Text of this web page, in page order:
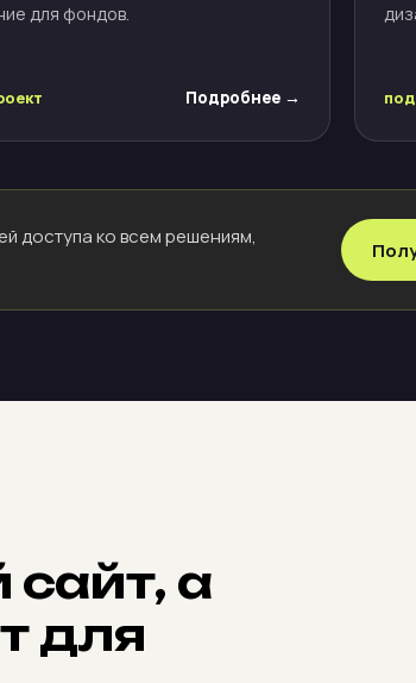
для фондов.
Подробнее →
доступа ко всем решениям,
сайт, а
для